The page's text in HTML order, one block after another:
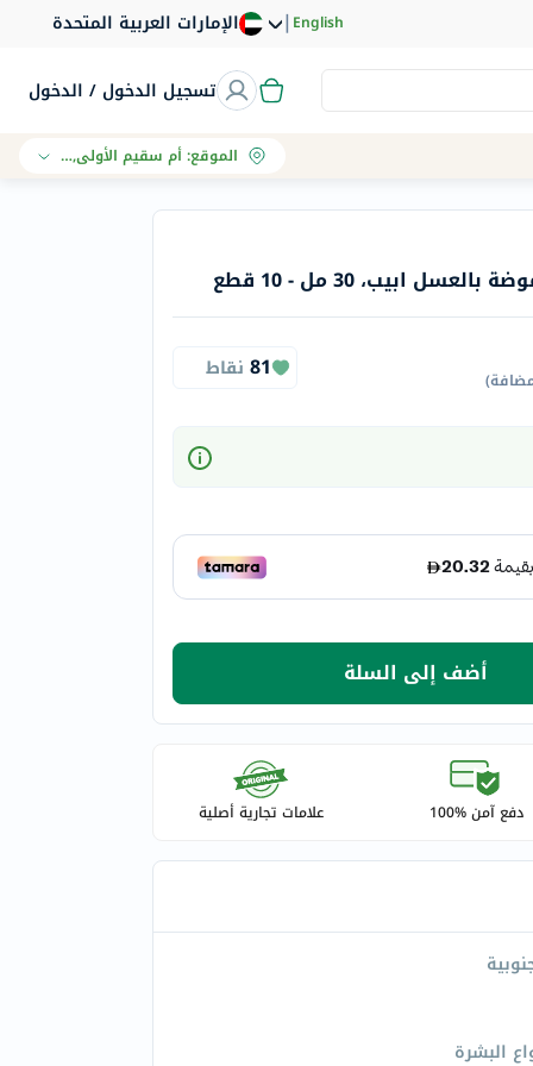
الإمارات العربية المتحدة |English
تسجيل الدخول / الدخول
الموقع:أم سقيم الأولى, دبي
ابيب، 30 مل - 10 قطع
)
81 نقاط
أضف إلى السلة
دفع آمن %100 علامات تجارية أصلية
البشرة